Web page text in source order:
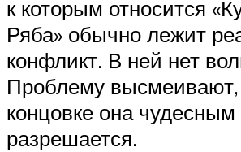
к которым относится
Ряба» обычно лежит
конфликт. В ней нет
Проблему
концовке она
разрешается.